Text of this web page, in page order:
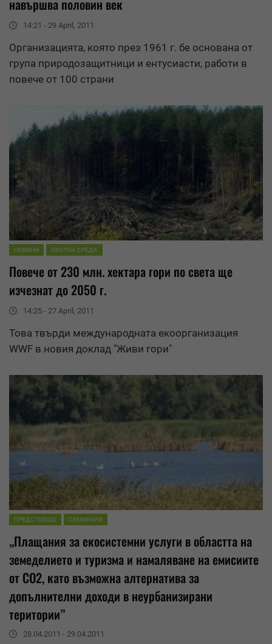
навършва половин век
14:21 - 29 April, 2011
Организацията, която през 1961 г. бе основана от
група природозащитници и ентусиасти, работи в
повече от 100 страни
НОВИНИ ОКОЛНА СРЕДА
Повече от 230 млн. хектара гори по света ще
изчезнат до 2050 г.
14:25 - 27 April, 2011
Това твърди международната екоорганизация
WWF в новия доклад "Живи гори"
ПРЕДСТОЯЩО СЕМИНАРИ
„Плащания за екосистемни услуги в областта на
земеделието и туризма и намаляване на емисиите
от СО2, като възможна алтернатива за
допълнителни доходи в неурбанизирани
територии”
28.04.2011 - 29.04.2011